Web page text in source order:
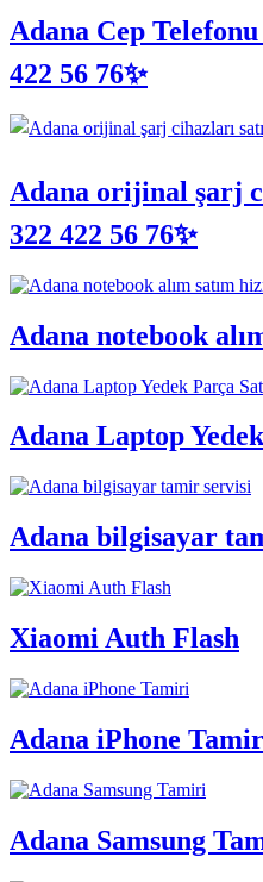
Adana Cep
422 56 76✨
Adana orijinal şarj
322 422 56 76✨
Adana notebook
Adana Laptop Yedek
Adana bilgisayar
Xiaomi Auth Flash
Adana iPhone
Adana Samsung